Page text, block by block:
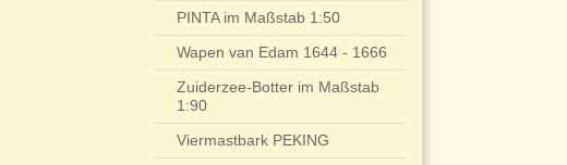
PINTA im Maßstab 1:50
Wapen van Edam 1644 - 1666
Zuiderzee-Botter im Maßstab
1:90
Viermastbark PEKING